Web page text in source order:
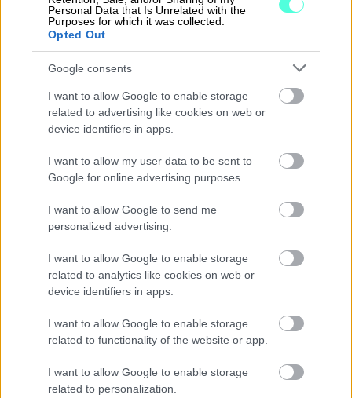
Personal Data that Is Unrelated with the
Purposes for which it was collected.
Opted Out
Google consents
I want to allow Google to enable storage
related to advertising like cookies on web or
device identifiers in apps.
I want to allow my user data to be sent to
Google for online advertising purposes.
I want to allow Google to send me
personalized advertising.
I want to allow Google to enable storage
related to analytics like cookies on web or
device identifiers in apps.
I want to allow Google to enable storage
related to functionality of the website or app.
I want to allow Google to enable storage
related to personalization.
EDELLINEN SEURAAVA
Ratkaisut
Sopimuskone